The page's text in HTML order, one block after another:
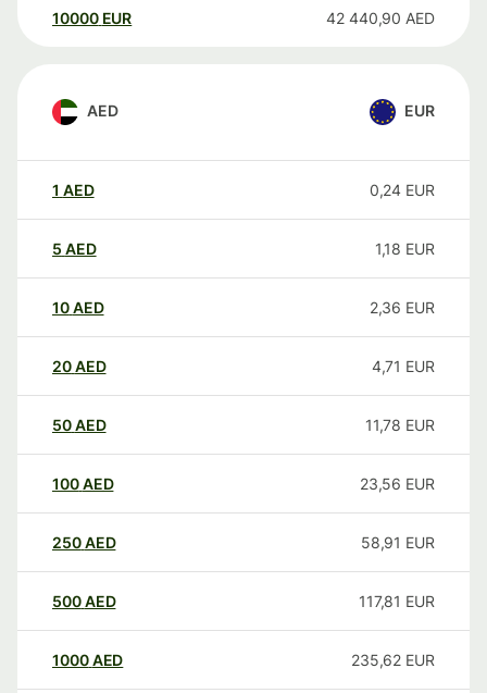
10000 EUR 42 440,90 AED
AED EUR
1 AED 0,24 EUR
5 AED 1,18 EUR
10AED 2,36 EUR
20AED 4,71 EUR
50AED 11,78 EUR
100AED 23,56 EUR
250AED 58,91 EUR
500AED 117,81 EUR
1000AED 235,62 EUR